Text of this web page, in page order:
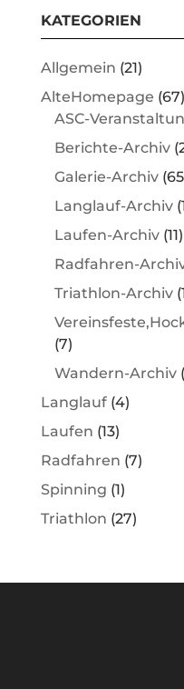
KATEGORIEN
Allgemein (21)
AlteHomepage (67)
ASC-
Berichte-Archiv
Galerie-Archiv
Langlauf-Archiv
Laufen-Archiv(11)
Radfahren-
Triathlon-Archiv
(7)
Wandern-Archiv
Langlauf(4)
Laufen (13)
Radfahren (7)
Spinning (1)
Triathlon (27)